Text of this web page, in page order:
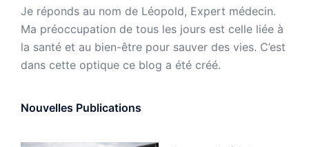
Je réponds au nom de Léopold, Expert médecin.
Ma préoccupation de tous les jours est celle liée à
la santé et au bien-être pour sauver des vies. C’est
dans cette optique ce blog a été créé.
Nouvelles Publications